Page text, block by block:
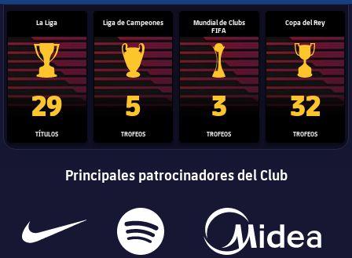
La Liga
Trofeo de La Liga
29
TÍTULOS
Liga de Campeones
Trofeo de la Liga de Campeones
5
TROFEOS
Mundial de Clubs
FIFA
Trofeo del Mundial de
3
TROFEOS
Copa del Rey
Copa del
32
TROFEOS
Principales patrocinadores del Club